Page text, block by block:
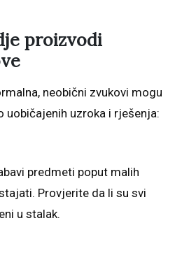
proizvodi
neobični zvukovi mogu
uobičajenih uzroka i rješenja:
predmeti poput malih
Provjerite da li su svi
u stalak.